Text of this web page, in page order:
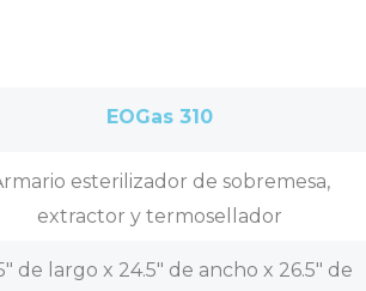
EOGas 310
esterilizador de sobremesa,
extractor y termosellador
de largo x 24.5″ de ancho x 26.5″ de